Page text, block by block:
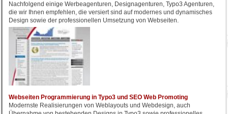
Nachfolgend einige Werbeagenturen, Designagenturen, Typo3 Agenturen,
die wir Ihnen empfehlen, die versiert sind auf modernes und dynamisches
Design sowie der professionellen Umsetzung von Webseiten.
Webseiten Programmierung in Typo3 und SEO Web Promoting
Modernste Realisierungen von Weblayouts und Webdesign, auch